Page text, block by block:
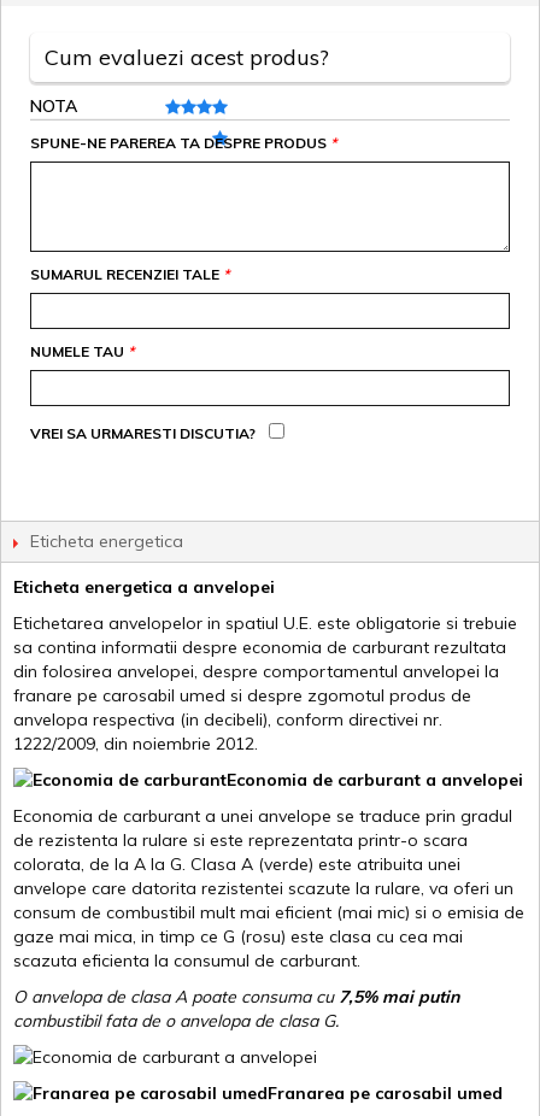
Cum evaluezi acest produs?
NOTA
*
SPUNE-NE PAREREA TA DESPRE PRODUS
*
SUMARUL RECENZIEI TALE
*
NUMELE TAU
VREI SA URMARESTI DISCUTIA?
Eticheta energetica
Eticheta energetica a anvelopei
Etichetarea anvelopelor in spatiul U.E. este obligatorie si trebuie
sa contina informatii despre economia de carburant rezultata
din folosirea anvelopei, despre comportamentul anvelopei la
franare pe carosabil umed si despre zgomotul produs de
anvelopa respectiva (in decibeli), conform directivei nr.
1222/2009, din noiembrie 2012.
Economia de carburant a anvelopei
Economia de carburant a unei anvelope se traduce prin gradul
de rezistenta la rulare si este reprezentata printr-o scara
colorata, de la A la G. Clasa A (verde) este atribuita unei
anvelope care datorita rezistentei scazute la rulare, va oferi un
consum de combustibil mult mai eficient (mai mic) si o emisia de
gaze mai mica, in timp ce G (rosu) este clasa cu cea mai
scazuta eficienta la consumul de carburant.
O anvelopa de clasa A poate consuma cu 7,5% mai putin
combustibil fata de o anvelopa de clasa G.
Franarea pe carosabil umed